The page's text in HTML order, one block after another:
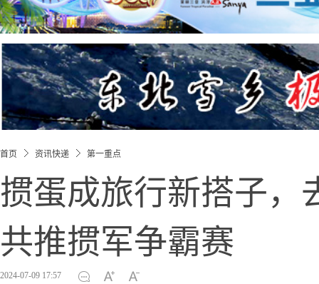
首页 资讯快递 第一重点
掼蛋成旅行新搭子，
共推掼军争霸赛
2024-07-09 17:57